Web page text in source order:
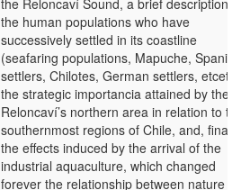
the Reloncaví Sound, a brief description
the human populations who have
successively settled in its coastline
(seafaring populations, Mapuche, Spanish
settlers, Chilotes, German settlers,
the strategic importancia attained by the
Reloncaví’s northern area in relation to
southernmost regions of Chile, and,
the effects induced by the arrival of the
industrial aquaculture, which changed
forever the relationship between nature